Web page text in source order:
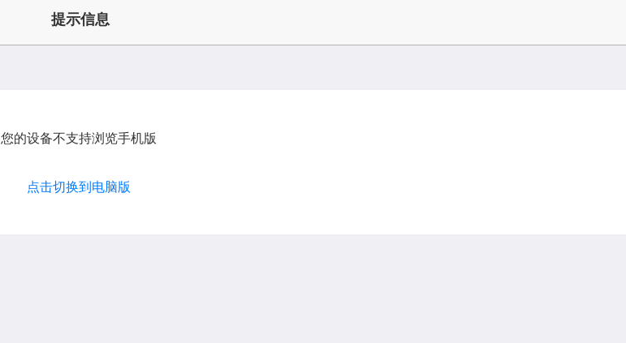
提示信息
您的设备不支持浏览手机版
点击切换到电脑版